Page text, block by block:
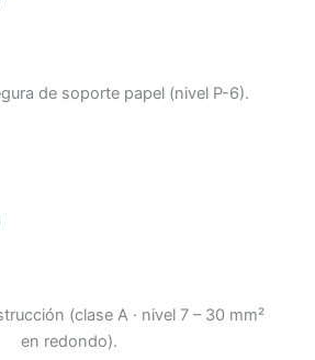
de soporte papel (nivel P-6).
(clase A · nivel 7 – 30 mm²
en redondo).